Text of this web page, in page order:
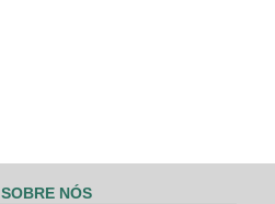
SOBRE NÓS